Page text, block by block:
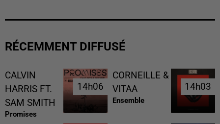
RÉCEMMENT DIFFUSÉ
CALVIN
HARRIS FT.
SAM SMITH
Promises
14h06
14h06
CORNEILLE &
VITAA
Ensemble
14h03
14h03